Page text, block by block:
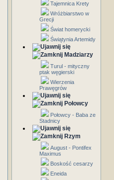
Tajemnica Krety
Wróżbiarstwo w
Grecji
Świat homerycki
Świątynia Artemidy
Madziarzy
Turul - mityczny
ptak węgierski
Wierzenia
Prawęgrów
Połowcy
Połowcy - Baba ze
Stadnicy
Rzym
August - Pontifex
Maximus
Boskość cesarzy
Eneida